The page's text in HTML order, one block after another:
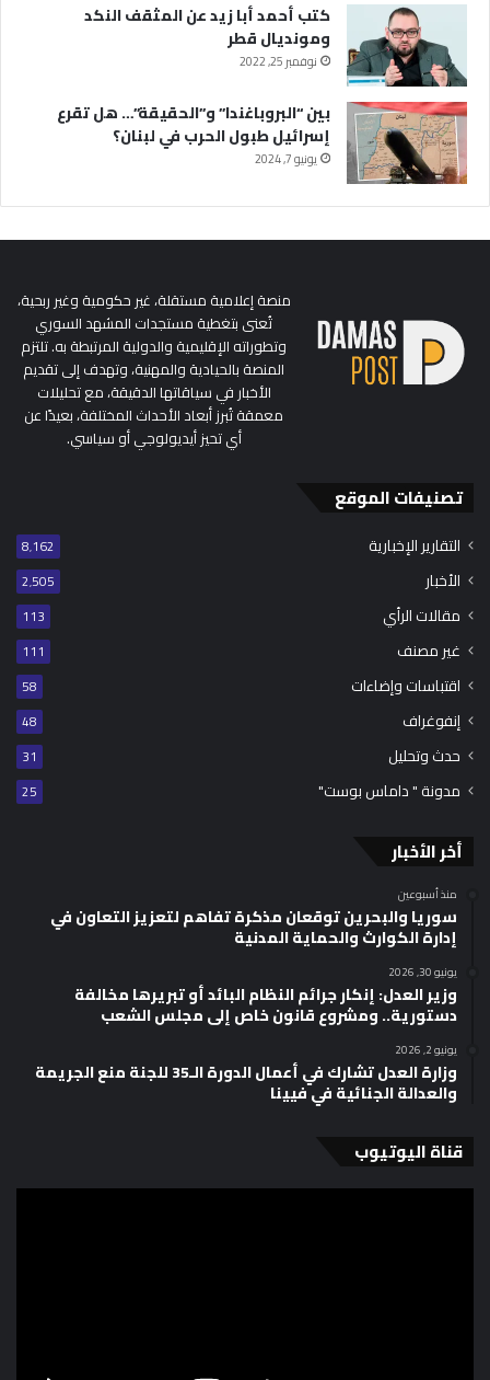
كتب أحمد أبا زيد عن المثقف النكد
ومونديال قطر
نوفمبر 25, 2022
بين “البروباغندا” و”الحقيقة”… هل تقرع
إسرائيل طبول الحرب في لبنان؟
يونيو 7, 2024
منصة إعلامية مستقلة، غير حكومية وغير ربحية،
تُعنى بتغطية مستجدات المشهد السوري
وتطوراته الإقليمية والدولية المرتبطة به. تلتزم
المنصة بالحيادية والمهنية، وتهدف إلى تقديم
الأخبار في سياقاتها الدقيقة، مع تحليلات
معمقة تُبرز أبعاد الأحداث المختلفة، بعيدًا عن
أي تحيز أيديولوجي أو سياسي.
تصنيفات الموقع
التقارير الإخبارية 8٬162
الأخبار 2٬505
مقالات الرأي 113
غير مصنف 111
اقتباسات وإضاءات 58
إنفوغراف 48
حدث وتحليل 31
مدونة " داماس بوست" 25
أخر الأخبار
منذ أسبوعين
سوريا والبحرين توقعان مذكرة تفاهم لتعزيز التعاون في
إدارة الكوارث والحماية المدنية
يونيو 30, 2026
وزير العدل: إنكار جرائم النظام البائد أو تبريرها مخالفة
دستورية.. ومشروع قانون خاص إلى مجلس الشعب
يونيو 2, 2026
وزارة العدل تشارك في أعمال الدورة الـ35 للجنة منع الجريمة
والعدالة الجنائية في فيينا
قناة اليوتيوب